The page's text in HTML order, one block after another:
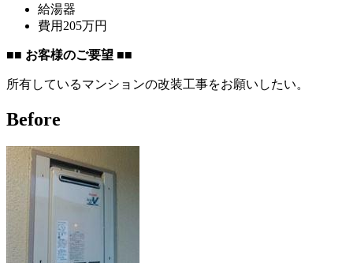
給湯器
費用205万円
■■ お客様のご要望 ■■
所有しているマンションの改装工事をお願いしたい。
Before